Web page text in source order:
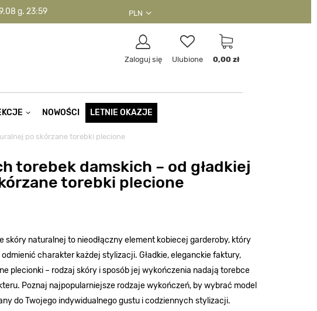
g. 23:59
>
PLN
Zaloguj się Ulubione 0,00 zł
NOWOŚCI LETNIE OKAZJE
po skórzane torebki plecione
torebek damskich – od gładkiej
torebki plecione
skóry naturalnej to nieodłączny element kobiecej garderoby, który
charakter każdej stylizacji. Gładkie, eleganckie faktury,
plecionki – rodzaj skóry i sposób jej wykończenia nadają torebce
Poznaj najpopularniejsze rodzaje wykończeń, by wybrać model
do Twojego indywidualnego gustu i codziennych stylizacji.